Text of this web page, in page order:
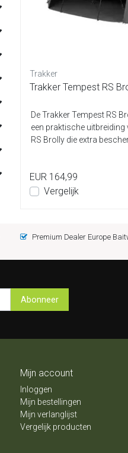
Trakker
Trakker Tempest RS
De Trakker Tempest RS
een praktische
RS Brolly die extra
EUR 164,99
Vergelijk
Premium Dealer Europe
Abonneer
Mijn account
Inloggen
Mijn bestellingen
Mijn verlanglijst
Vergelijk producten